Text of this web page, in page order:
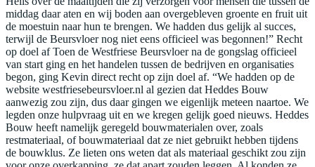
middag daar aten en wij boden aan overgebleven groente en fruit uit
de moestuin naar hun te brengen. We hadden dus gelijk al succes,
terwijl de Beursvloer nog niet eens officieel was begonnen!” Recht
op doel af Toen de Westfriese Beursvloer na de gongslag officieel
van start ging en het handelen tussen de bedrijven en organisaties
begon, ging Kevin direct recht op zijn doel af. “We hadden op de
website westfriesebeursvloer.nl al gezien dat Heddes Bouw
aanwezig zou zijn, dus daar gingen we eigenlijk meteen naartoe. We
legden onze hulpvraag uit en we kregen gelijk goed nieuws. Heddes
Bouw heeft namelijk geregeld bouwmaterialen over, zoals
restmateriaal, of bouwmateriaal dat ze niet gebruikt hebben tijdens
de bouwklus. Ze lieten ons weten dat als materiaal geschikt zou zijn